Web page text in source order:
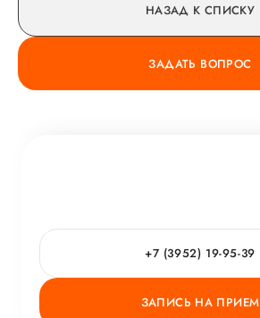
НАЗАД К СПИСКУ
ЗАДАТЬ ВОПРОС
+7 (3952) 19-95-39
ЗАПИСЬ НА ПРИЕМ